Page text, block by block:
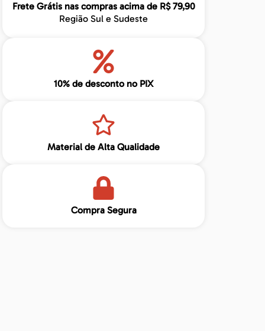
Frete Grátis nas compras acima de R$ 79,90
Região Sul e Sudeste
10% de desconto no PIX
Material de Alta Qualidade
Compra Segura